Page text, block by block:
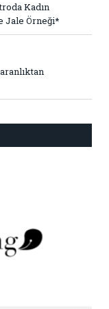
Kadın
Jale Örneği*